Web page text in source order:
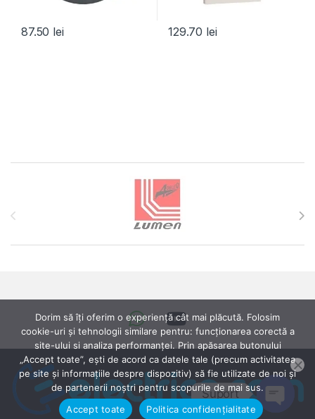
87.50 lei 129.70 lei
Dorim să îți oferim o experiență cât mai plăcută. Folosim
cookie-uri și tehnologii similare pentru: funcționarea corectă a
site-ului si analiza performanței. Prin apăsarea butonului
„Accept toate”, ești de acord ca datele tale (precum activitatea
pe site și informațiile despre dispozitiv) să fie utilizate de noi și
de partenerii noștri pentru scopurile de mai sus.
Accept toate
Politica confidențialitate
Suport